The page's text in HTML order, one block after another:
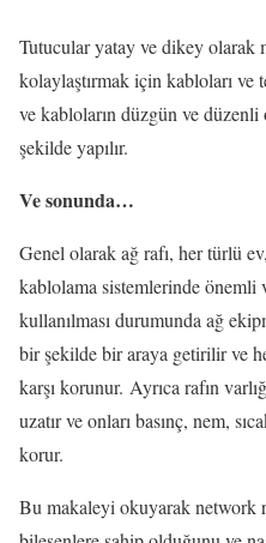
Tutucular yatay ve dikey olarak
kolaylaştırmak için kabloları
ve kabloların düzgün ve
şekilde yapılır.
Ve sonunda…
Genel olarak ağ rafı, her türlü
kablolama sistemlerinde
kullanılması durumunda ağ
bir şekilde bir araya getirilir ve
karşı korunur. Ayrıca rafın
uzatır ve onları basınç, nem,
korur.
Bu makaleyi okuyarak network